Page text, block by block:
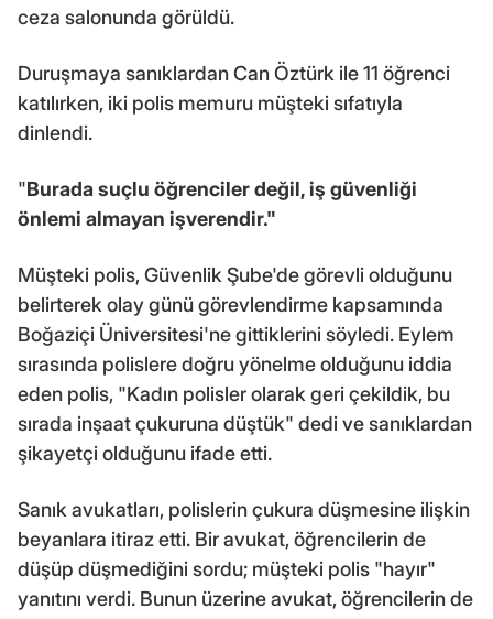
ceza salonunda görüldü.
Duruşmaya sanıklardan Can Öztürk ile 11 öğrenci
katılırken, iki polis memuru müşteki sıfatıyla
dinlendi.
"Burada suçlu öğrenciler değil, iş güvenliği
önlemi almayan işverendir."
Müşteki polis, Güvenlik Şube'de görevli olduğunu
belirterek olay günü görevlendirme kapsamında
Boğaziçi Üniversitesi'ne gittiklerini söyledi. Eylem
sırasında polislere doğru yönelme olduğunu iddia
eden polis, "Kadın polisler olarak geri çekildik, bu
sırada inşaat çukuruna düştük" dedi ve sanıklardan
şikayetçi olduğunu ifade etti.
Sanık avukatları, polislerin çukura düşmesine ilişkin
beyanlara itiraz etti. Bir avukat, öğrencilerin de
düşüp düşmediğini sordu; müşteki polis "hayır"
yanıtını verdi. Bunun üzerine avukat, öğrencilerin de